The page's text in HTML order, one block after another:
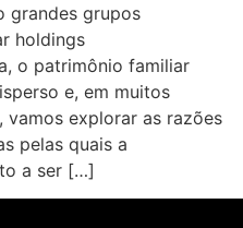
grandes grupos
holdings
o patrimônio familiar
e, em muitos
explorar as razões
pelas quais a
a ser […]